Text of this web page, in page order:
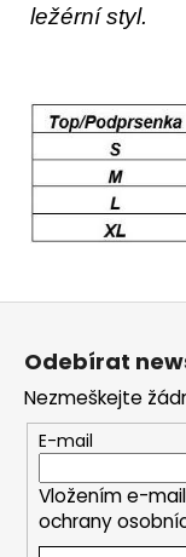
ležérní styl.
Odebírat
Nezmeškejte
E-mail
Vložením e-
ochrany